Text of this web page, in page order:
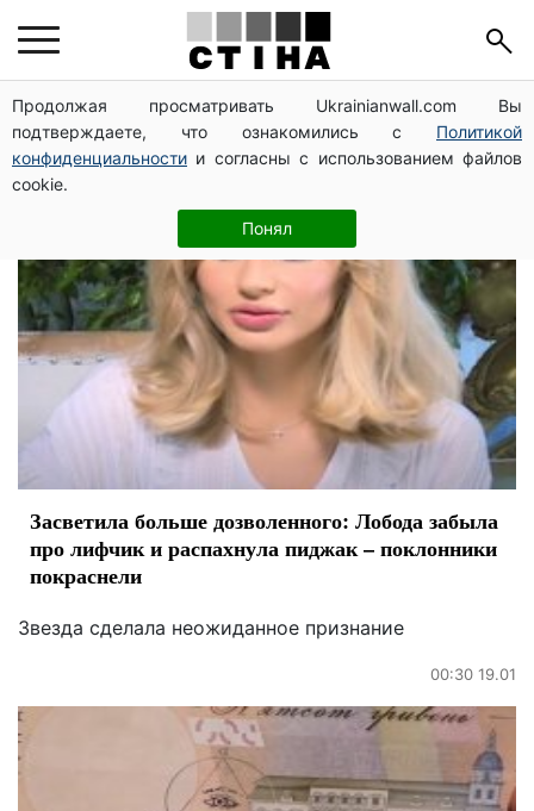
Продолжая просматривать Ukrainianwall.com Вы
подтверждаете, что ознакомились с Политикой
конфиденциальности и согласны с использованием файлов
cookie.
Понял
книги
Засветила больше дозволенного: Лобода забыла
про лифчик и распахнула пиджак – поклонники
покраснели
Звезда сделала неожиданное признание
00:30 19.01